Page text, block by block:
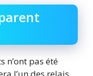
n’ont pas été